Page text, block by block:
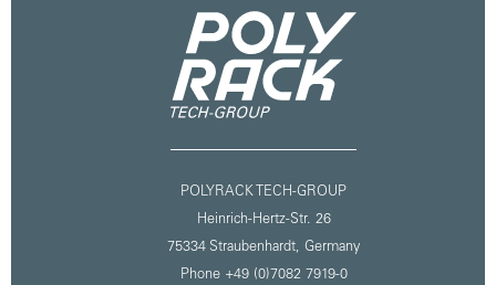
POLYRACK TECH-GROUP
Heinrich-Hertz-Str. 26
75334 Straubenhardt, Germany
Phone +49 (0)7082 7919-0